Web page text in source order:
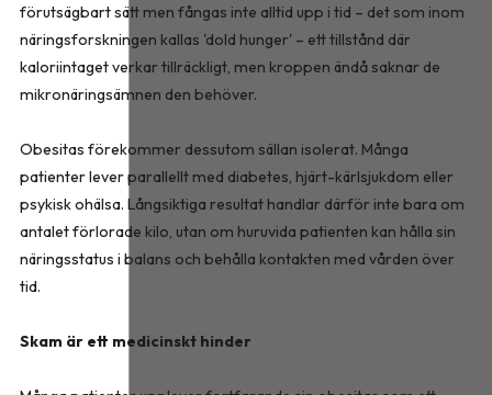
förutsägbart sätt men fångas inte alltid upp i tid – det som inom
näringsforskningen kallas 'dold hunger' – ett tillstånd där
kaloriintaget verkar tillräckligt, men kroppen ändå saknar de
mikronäringsämnen den behöver.
Obesitas förekommer dessutom sällan isolerat. Många
patienter lever parallellt med diabetes, hjärt-kärlsjukdom eller
psykisk ohälsa. Långsiktiga resultat handlar därför inte bara om
antalet förlorade kilo, utan om huruvida patienten kan hålla sin
näringsstatus i balans och behålla kontakten med vården över
tid.
Skam är ett medicinskt hinder